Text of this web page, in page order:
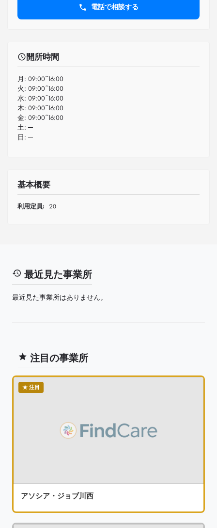
電話で相談する
開所時間
月: 09:00~16:00
火: 09:00~16:00
水: 09:00~16:00
木: 09:00~16:00
金: 09:00~16:00
土: ─
日: ─
基本概要
利用定員: 20
最近見た事業所
最近見た事業所はありません。
注目の事業所
アソシア・ジョブ川西